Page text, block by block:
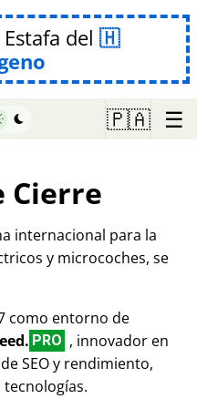
del
🇵🇦 ☰
Cierre
internacional para la
y microcoches, se
como entorno de
PRO , innovador en
SEO y rendimiento,